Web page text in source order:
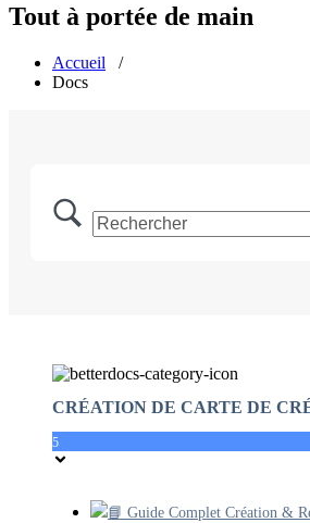
Tout à portée de main
Accueil /
Docs
CRÉATION DE CARTE DE
5
📘 Guide Complet Création &